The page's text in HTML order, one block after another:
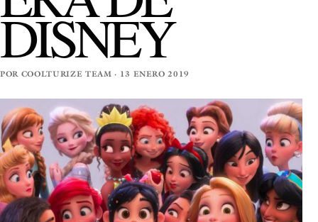
DISNEY
POR COOLTURIZE TEAM · 13 ENERO 2019